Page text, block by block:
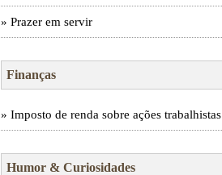
» Prazer em servir
Finanças
» Imposto de renda sobre ações trabalhistas
Humor & Curiosidades